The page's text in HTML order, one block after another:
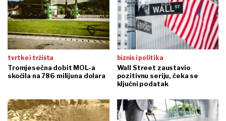
tvrtke i tržišta
Tromjesečna dobit MOL-a
skočila na 786 milijuna dolara
biznis i politika
Wall Street zaustavio
pozitivnu seriju, čeka se
ključni podatak